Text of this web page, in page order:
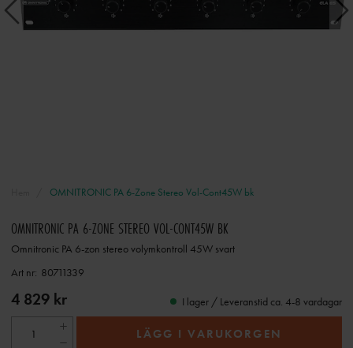
OMNITRONIC PA 6-Zone Stereo Vol-Cont45W bk
OMNITRONIC PA 6-ZONE STEREO VOL-CONT45W BK
Omnitronic PA 6-zon stereo volymkontroll 45W svart
Art nr: 80711339
4 829 kr I lager / Leveranstid ca. 4-8 vardagar
LÄGG I VARUKORGEN